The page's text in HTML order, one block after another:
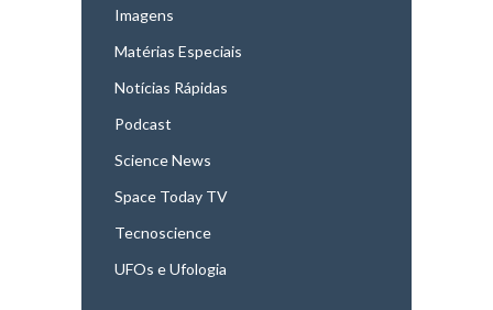
Imagens
Matérias Especiais
Notícias Rápidas
Podcast
Science News
Space Today TV
Tecnoscience
UFOs e Ufologia